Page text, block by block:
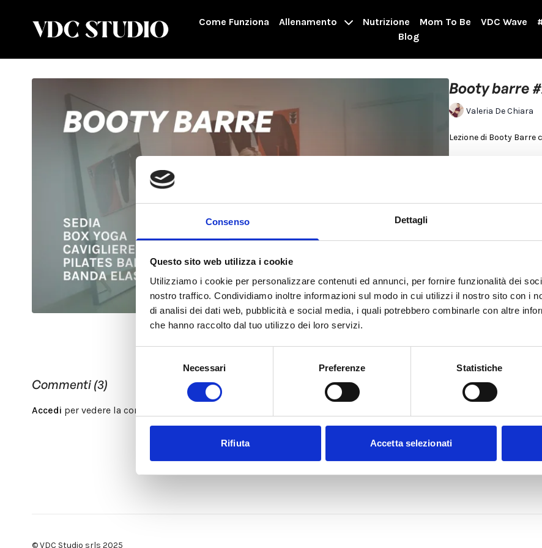
Consenso Dettagli
Questo sito web utilizza i cookie
Utilizziamo i cookie per personalizzare contenuti ed annunci, per fornire funzionalità dei
nostro traffico. Condividiamo inoltre informazioni sul modo in cui utilizzi il nostro sito con i
di analisi dei dati web, pubblicità e social media, i quali potrebbero combinarle con altre
che hanno raccolto dal tuo utilizzo dei loro servizi.
Necessari Preferenze Statistiche
Rifiuta Accetta selezionati
Come Funziona Allenamento Nutrizione Mom To Be VDC Wave
Blog
Booty barre
Valeria De Chiara
Lezione di Booty
Props utilizzati: sedia,
Consigli di utilizzo:
da solo se hai poco
Se sei Ginoide
Commenti (3)
Accedi per vedere la conversazione
© VDC Studio srls 2025